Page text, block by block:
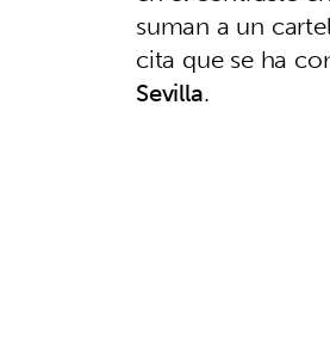
suman a un
cita que se ha
Sevilla.